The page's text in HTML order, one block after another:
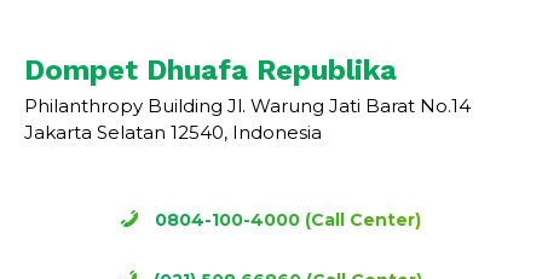
Dompet Dhuafa Republika
Philanthropy Building Jl. Warung Jati Barat No.14
Jakarta Selatan 12540, Indonesia
0804-100-4000 (Call Center)